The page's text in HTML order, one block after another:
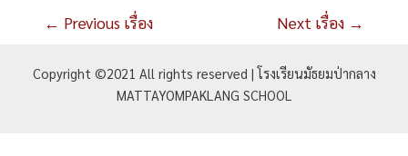
แนะแนว
← Previous เรื่อง Next เรื่อง →
Copyright ©2021 All rights reserved | โรงเรียนมัธยมป่ากลาง
MATTAYOMPAKLANG SCHOOL